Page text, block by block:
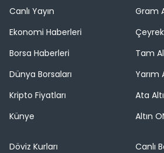
Canlı Yayın
Ekonomi Haberleri
Borsa Haberleri
Dünya Borsaları
Kripto Fiyatları
Künye
Gram
Çeyrek
Tam
Yarım
Ata
Altın
Döviz Kurları
Canlı